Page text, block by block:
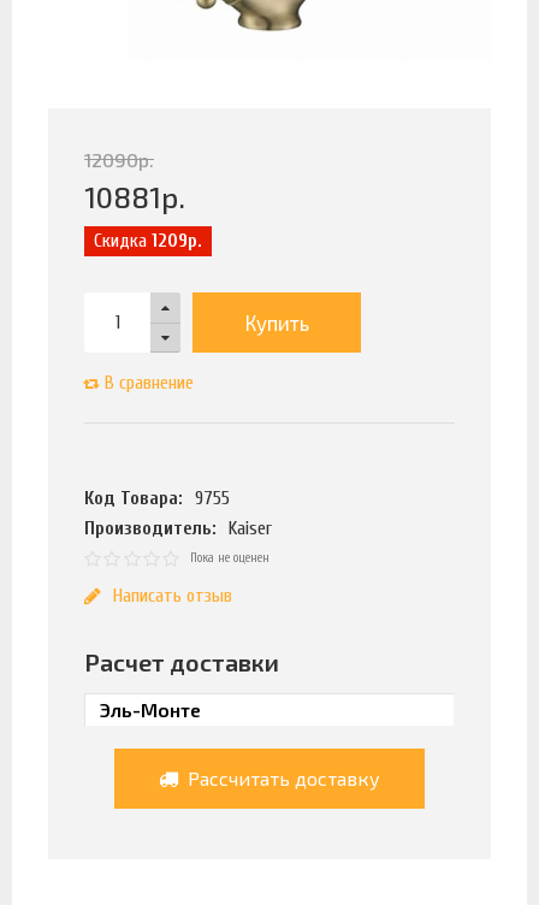
12090р.
10881р.
Скидка 1209р.
Купить
В сравнение
Код Товара:
9755
Производитель:
Kaiser
Пока не оценен
Написать отзыв
Расчет доставки
Рассчитать доставку